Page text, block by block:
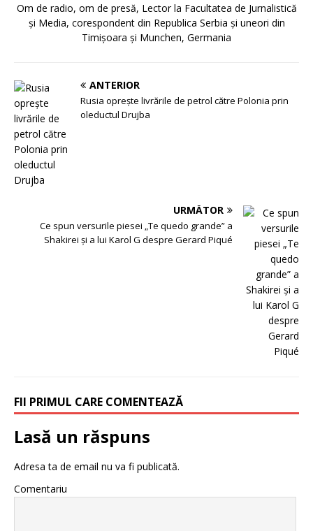
Om de radio, om de presă, Lector la Facultatea de Jurnalistică
și Media, corespondent din Republica Serbia și uneori din
Timișoara și Munchen, Germania
ANTERIOR
Rusia oprește livrările de petrol către Polonia prin
oleductul Drujba
URMĂTOR
Ce spun versurile piesei „Te quedo grande” a
Shakirei și a lui Karol G despre Gerard Piqué
FII PRIMUL CARE COMENTEAZĂ
Lasă un răspuns
Adresa ta de email nu va fi publicată.
Comentariu